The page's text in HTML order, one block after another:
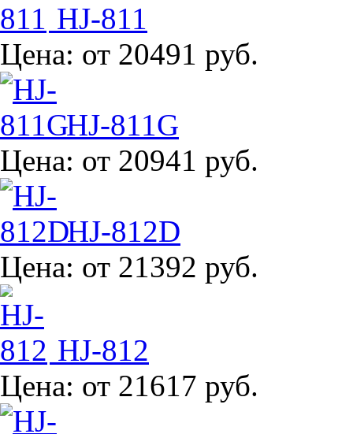
HJ-811
Цена: от 20491 руб.
HJ-811G
Цена: от 20941 руб.
HJ-812D
Цена: от 21392 руб.
HJ-812
Цена: от 21617 руб.